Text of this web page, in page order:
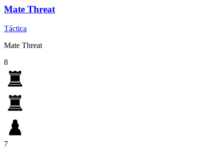
Mate Threat
Táctica
Mate Threat
8
7